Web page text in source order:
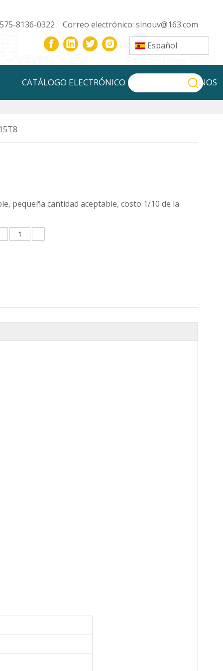
8136-0322 Correo electrónico: sinouv@163.com
Español
CATÁLOGO ELECTRÓNICO CONTÁCTENOS
pequeña cantidad aceptable, costo 1/10 de la